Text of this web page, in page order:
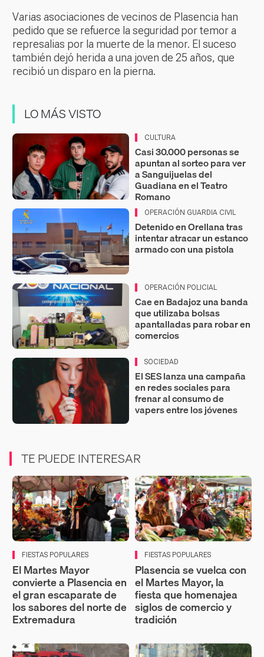
Varias asociaciones de vecinos de Plasencia han
pedido que se refuerce la seguridad por temor a
represalias por la muerte de la menor. El suceso
también dejó herida a una joven de 25 años, que
recibió un disparo en la pierna.
LO MÁS VISTO
CULTURA
Casi 30.000 personas se
apuntan al sorteo para ver
a Sanguijuelas del
Guadiana en el Teatro
Romano
OPERACIÓN GUARDIA CIVIL
Detenido en Orellana tras
intentar atracar un estanco
armado con una pistola
OPERACIÓN POLICIAL
Cae en Badajoz una banda
que utilizaba bolsas
apantalladas para robar en
comercios
SOCIEDAD
El SES lanza una campaña
en redes sociales para
frenar al consumo de
vapers entre los jóvenes
TE PUEDE INTERESAR
FIESTAS POPULARES
El Martes Mayor
convierte a Plasencia en
el gran escaparate de
los sabores del norte de
Extremadura
FIESTAS POPULARES
Plasencia se vuelca con
el Martes Mayor, la
fiesta que homenajea
siglos de comercio y
tradición